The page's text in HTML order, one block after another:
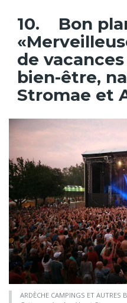
10. Bon
de
bien-être,
Stromae et
ARDÈCHE CAMPINGS ET AUTRES